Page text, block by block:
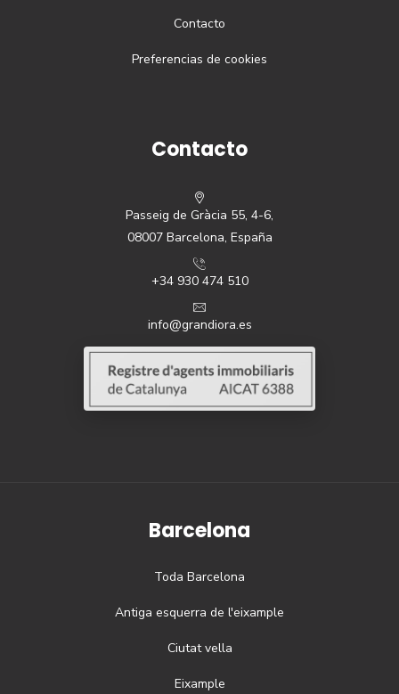
Contacto
Preferencias de cookies
Contacto
Passeig de Gràcia 55, 4-6,
08007 Barcelona, España
+34 930 474 510
info@grandiora.es
Barcelona
Toda Barcelona
Antiga esquerra de l'eixample
Ciutat vella
Eixample